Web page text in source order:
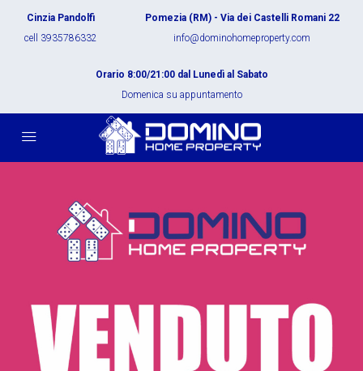
Cinzia Pandolfi
cell 3935786332
Pomezia (RM) - Via dei Castelli Romani 22
info@dominohomeproperty.com
Orario 8:00/21:00 dal Lunedì al Sabato
Domenica su appuntamento